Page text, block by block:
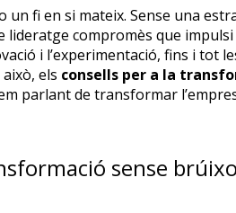
fi en si mateix. Sense una
lideratge compromès que
i l’experimentació, fins i tot
els consells per a la
parlant de transformar
sense